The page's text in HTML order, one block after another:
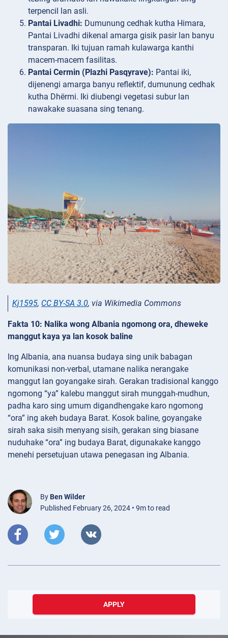
terpencil lan asli.
Pantai Livadhi: Dumunung cedhak kutha Himara,
Pantai Livadhi dikenal amarga gisik pasir lan banyu
transparan. Iki tujuan ramah kulawarga kanthi
macem-macem fasilitas.
Pantai Cermin (Plazhi Pasqyrave): Pantai iki,
dijenengi amarga banyu reflektif, dumunung cedhak
kutha Dhërmi. Iki diubengi vegetasi subur lan
nawakake suasana sing tenang.
Kj1595, CC BY-SA 3.0, via Wikimedia Commons
Fakta 10: Nalika wong Albania ngomong ora, dheweke
manggut kaya ya lan kosok baline
Ing Albania, ana nuansa budaya sing unik babagan
komunikasi non-verbal, utamane nalika nerangake
manggut lan goyangake sirah. Gerakan tradisional kanggo
ngomong “ya” kalebu manggut sirah munggah-mudhun,
padha karo sing umum digandhengake karo ngomong
“ora” ing akeh budaya Barat. Kosok baline, goyangake
sirah saka sisih menyang sisih, gerakan sing biasane
nuduhake “ora” ing budaya Barat, digunakake kanggo
menehi persetujuan utawa penegasan ing Albania.
By Ben Wilder
Published February 26, 2024 • 9m to read
APPLY